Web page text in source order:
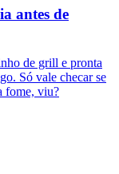
antes de
de grill e pronta
Só vale checar se
fome, viu?